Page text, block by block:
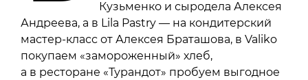
Кузьменко и сыродела Алексея
Андреева, а в Lila Pastry — на кондитерский
мастер-класс от Алексея Браташова, в Valiko
покупаем «замороженный» хлеб,
а в ресторане «Турандот» пробуем выгодное